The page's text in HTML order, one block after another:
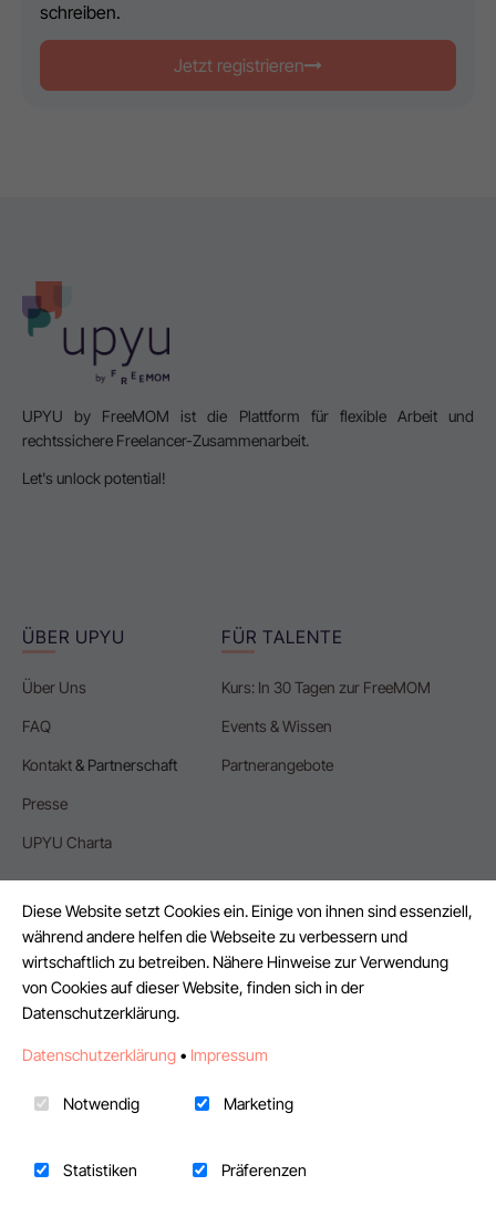
schreiben.
Jetzt registrieren
UPYU by FreeMOM ist die Plattform für flexible Arbeit und
rechtssichere Freelancer-Zusammenarbeit.
Let's unlock potential!
ÜBER UPYU
Über Uns
FAQ
Kontakt& Partnerschaft
Presse
UPYU Charta
FÜR TALENTE
Kurs: In 30 Tagen zur FreeMOM
Events & Wissen
Partnerangebote
FÜR UNTERNEHMEN
Mit KI Agent Projekt erstellen
Events & Webinare
Freelancer als Elternzeitvertretung
HR-Freelancer finden
Diese Website setzt Cookies ein. Einige von ihnen sind essenziell,
während andere helfen die Webseite zu verbessern und
wirtschaftlich zu betreiben. Nähere Hinweise zur Verwendung
von Cookies auf dieser Website, finden sich in der
Datenschutzerklärung.
Datenschutzerklärung • Impressum
Notwendig Marketing
Statistiken Präferenzen